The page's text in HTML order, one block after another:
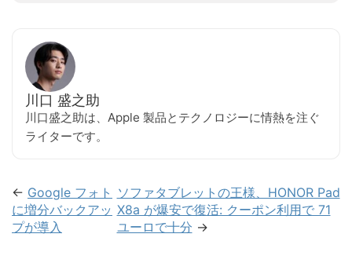
川口 盛之助
川口盛之助は、Apple 製品とテクノロジーに情熱を注ぐ
ライターです。
← Google フォト
に増分バックアッ
プが導入
ソファタブレットの王様、HONOR Pad
X8a が爆安で復活: クーポン利用で 71
ユーロで十分 →